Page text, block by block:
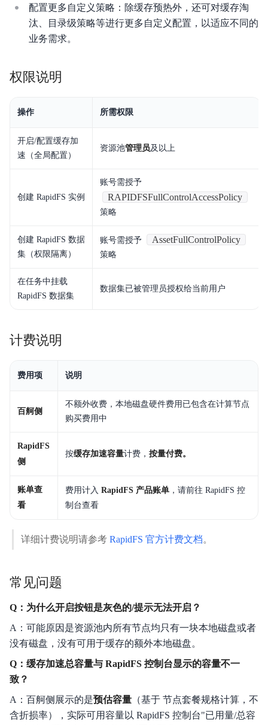
配置更多自定义策略：除缓存预热外，还可对缓存淘
汰、目录级策略等进行更多自定义配置，以适应不同的
业务需求。
权限说明
操作 所需权限
开启/配置缓存加
速（全局配置）
资源池管理员及以上
创建 RapidFS 实例
账号需授予
RAPIDFSFullControlAccessPolicy
策略
创建 RapidFS 数据
集（权限隔离）
账号需授予 AssetFullControlPolicy
策略
在任务中挂载
RapidFS 数据集
数据集已被管理员授权给当前用户
计费说明
费用项 说明
百舸侧
不额外收费，本地磁盘硬件费用已包含在计算节点
购买费用中
RapidFS
侧
按缓存加速容量计费， 按量付费。
账单查
看
费用计入 RapidFS 产品账单 ，请前往 RapidFS 控
制台查看
详细计费说明请参考 RapidFS 官方计费文档。
常见问题
Q：为什么开启按钮是灰色的/提示无法开启？
A：可能原因是资源池内所有节点均只有一块本地磁盘或者
没有磁盘，没有可用于缓存的额外本地磁盘。
Q：缓存加速总容量与 RapidFS 控制台显示的容量不一
致？
A：百舸侧展示的是预估容量 （基于 节点套餐规格计算，不
含折损率），实际可用容量以 RapidFS 控制台"已用量/总容